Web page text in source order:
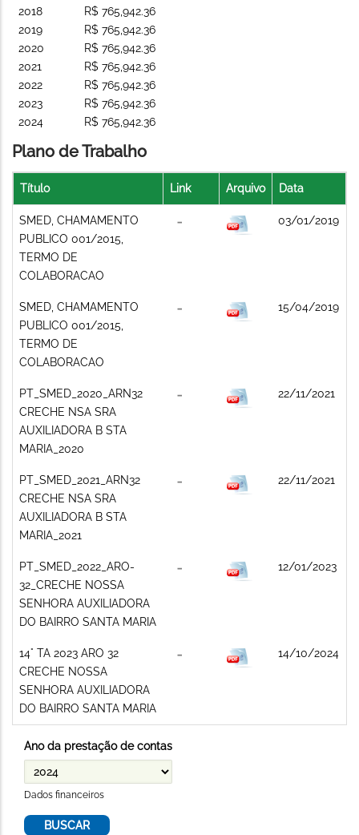
2018
2019
2020
2021
2022
2023
2024
R$ 765,942.36
R$ 765,942.36
R$ 765,942.36
R$ 765,942.36
R$ 765,942.36
R$ 765,942.36
R$ 765,942.36
Plano de Trabalho
Título Link Arquivo Data
SMED, CHAMAMENTO
PUBLICO 001/2015,
TERMO DE
COLABORACAO
03/01/2019
SMED, CHAMAMENTO
PUBLICO 001/2015,
TERMO DE
COLABORACAO
15/04/2019
PT_SMED_2020_ARN32
CRECHE NSA SRA
AUXILIADORA B STA
MARIA_2020
22/11/2021
PT_SMED_2021_ARN32
CRECHE NSA SRA
AUXILIADORA B STA
MARIA_2021
22/11/2021
PT_SMED_2022_ARO-
32_CRECHE NOSSA
SENHORA AUXILIADORA
DO BAIRRO SANTA MARIA
12/01/2023
14° TA 2023 ARO 32
CRECHE NOSSA
SENHORA AUXILIADORA
DO BAIRRO SANTA MARIA
14/10/2024
Ano da prestação de contas
Dados financeiros